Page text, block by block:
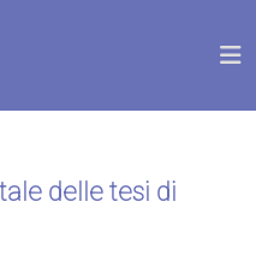
delle tesi di